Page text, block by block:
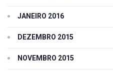
JANEIRO 2016
DEZEMBRO 2015
NOVEMBRO 2015